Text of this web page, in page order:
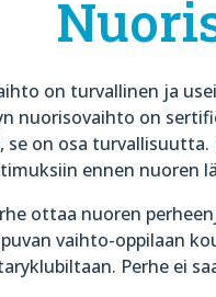
on turvallinen ja
nuorisovaihto on
se on osa
ennen nuoren
ottaa nuoren
vaihto-oppilaan
Perhe ei